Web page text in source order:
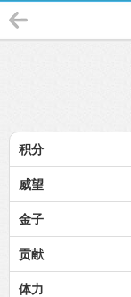
积分
威望
金子
贡献
体力